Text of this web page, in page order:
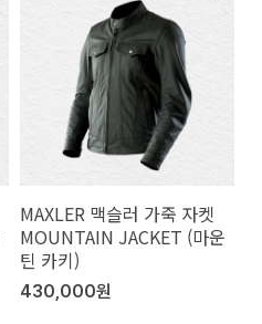
MAXLER 맥슬러 가죽 자켓
MOUNTAIN JACKET (마운
틴 카키)
430,000원